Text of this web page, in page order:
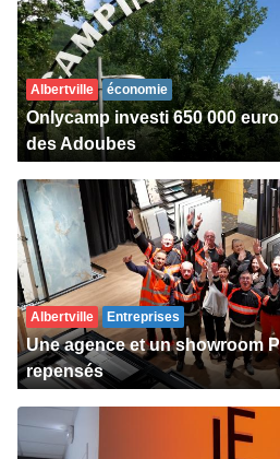
Albertville économie
Onlycamp investi 650 000
des Adoubes
Albertville Entreprises
Une agence et un showroom
repensés